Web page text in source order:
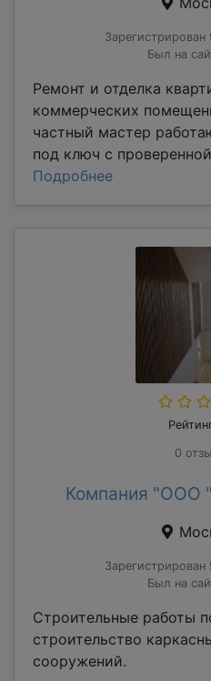
Зарегистрирован
Был на
Ремонт и отделка
коммерческих
частный мастер
под ключ с
Подробнее
0
Компания "ООО
Зарегистрирован
Был на
Строительные работы
строительство
сооружений.